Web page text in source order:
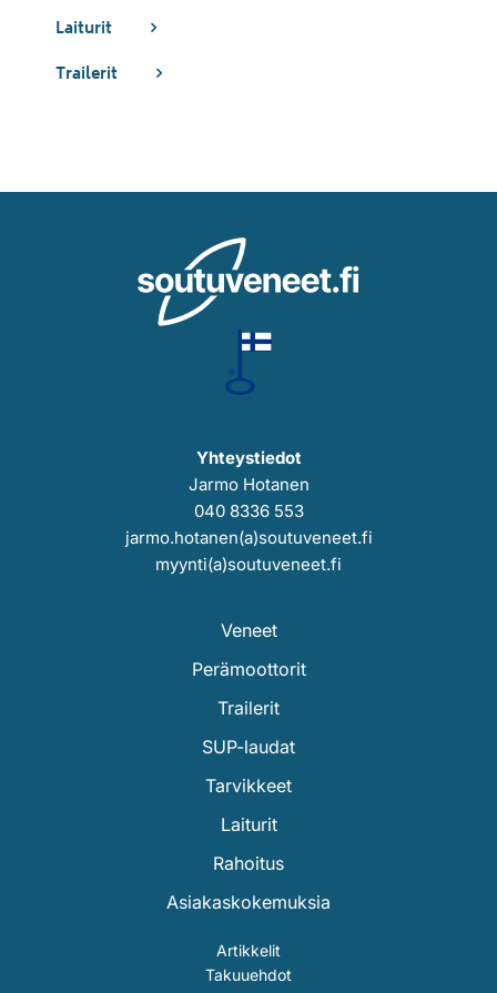
Laiturit
Trailerit
Yhteystiedot
Jarmo Hotanen
040 8336 553
jarmo.hotanen(a)soutuveneet.fi
myynti(a)soutuveneet.fi
Veneet
Perämoottorit
Trailerit
SUP-laudat
Tarvikkeet
Laiturit
Rahoitus
Asiakaskokemuksia
Artikkelit
Takuuehdot